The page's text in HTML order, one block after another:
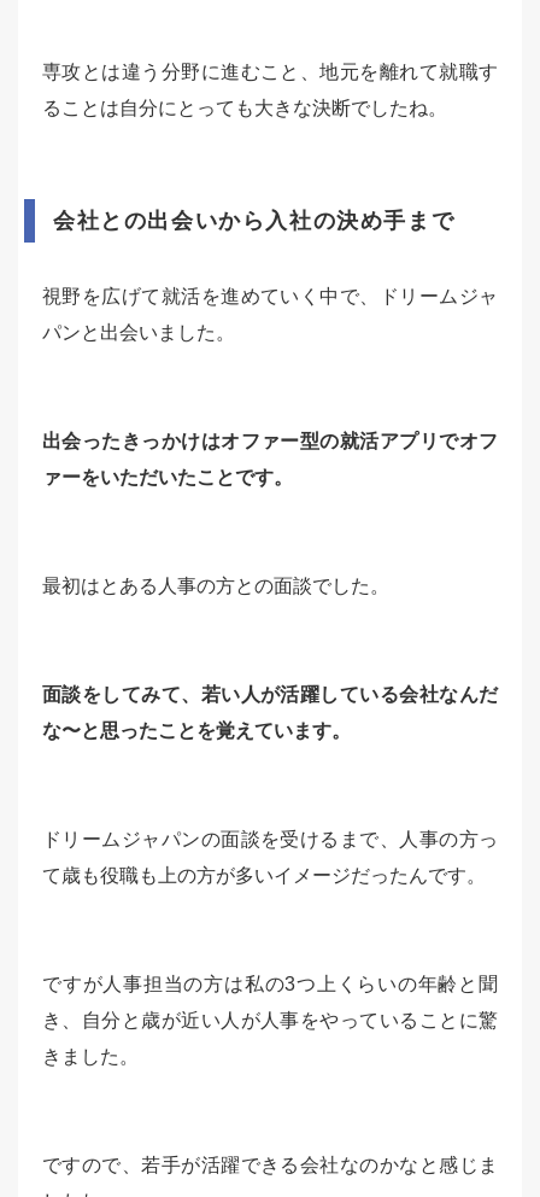
専攻とは違う分野に進むこと、地元を離れて就職す
ることは自分にとっても大きな決断でしたね。
会社との出会いから入社の決め手まで
視野を広げて就活を進めていく中で、ドリームジャ
パンと出会いました。
出会ったきっかけはオファー型の就活アプリでオフ
ァーをいただいたことです。
最初はとある人事の方との面談でした。
面談をしてみて、若い人が活躍している会社なんだ
な〜と思ったことを覚えています。
ドリームジャパンの面談を受けるまで、人事の方っ
て歳も役職も上の方が多いイメージだったんです。
ですが人事担当の方は私の3つ上くらいの年齢と聞
き、自分と歳が近い人が人事をやっていることに驚
きました。
ですので、若手が活躍できる会社なのかなと感じま